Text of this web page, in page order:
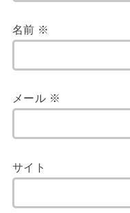
名前 ※
メール ※
サイト